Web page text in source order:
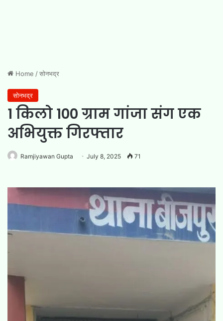
Home /सोनभद्र
सोनभद्र
1 किलो 100 ग्राम गांजा संग एक
अभियुक्त गिरफ्तार
Ramjiyawan Gupta July 8, 2025 71